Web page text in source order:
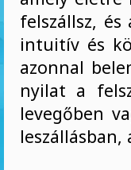
felszállsz,
intuitív és
azonnal
nyilat a
levegőben